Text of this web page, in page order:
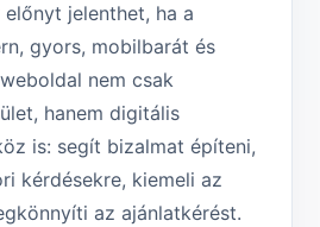
jelenthet, ha a
gyors, mobilbarát és
nem csak
hanem digitális
is: segít bizalmat építeni,
kérdésekre, kiemeli az
az ajánlatkérést.